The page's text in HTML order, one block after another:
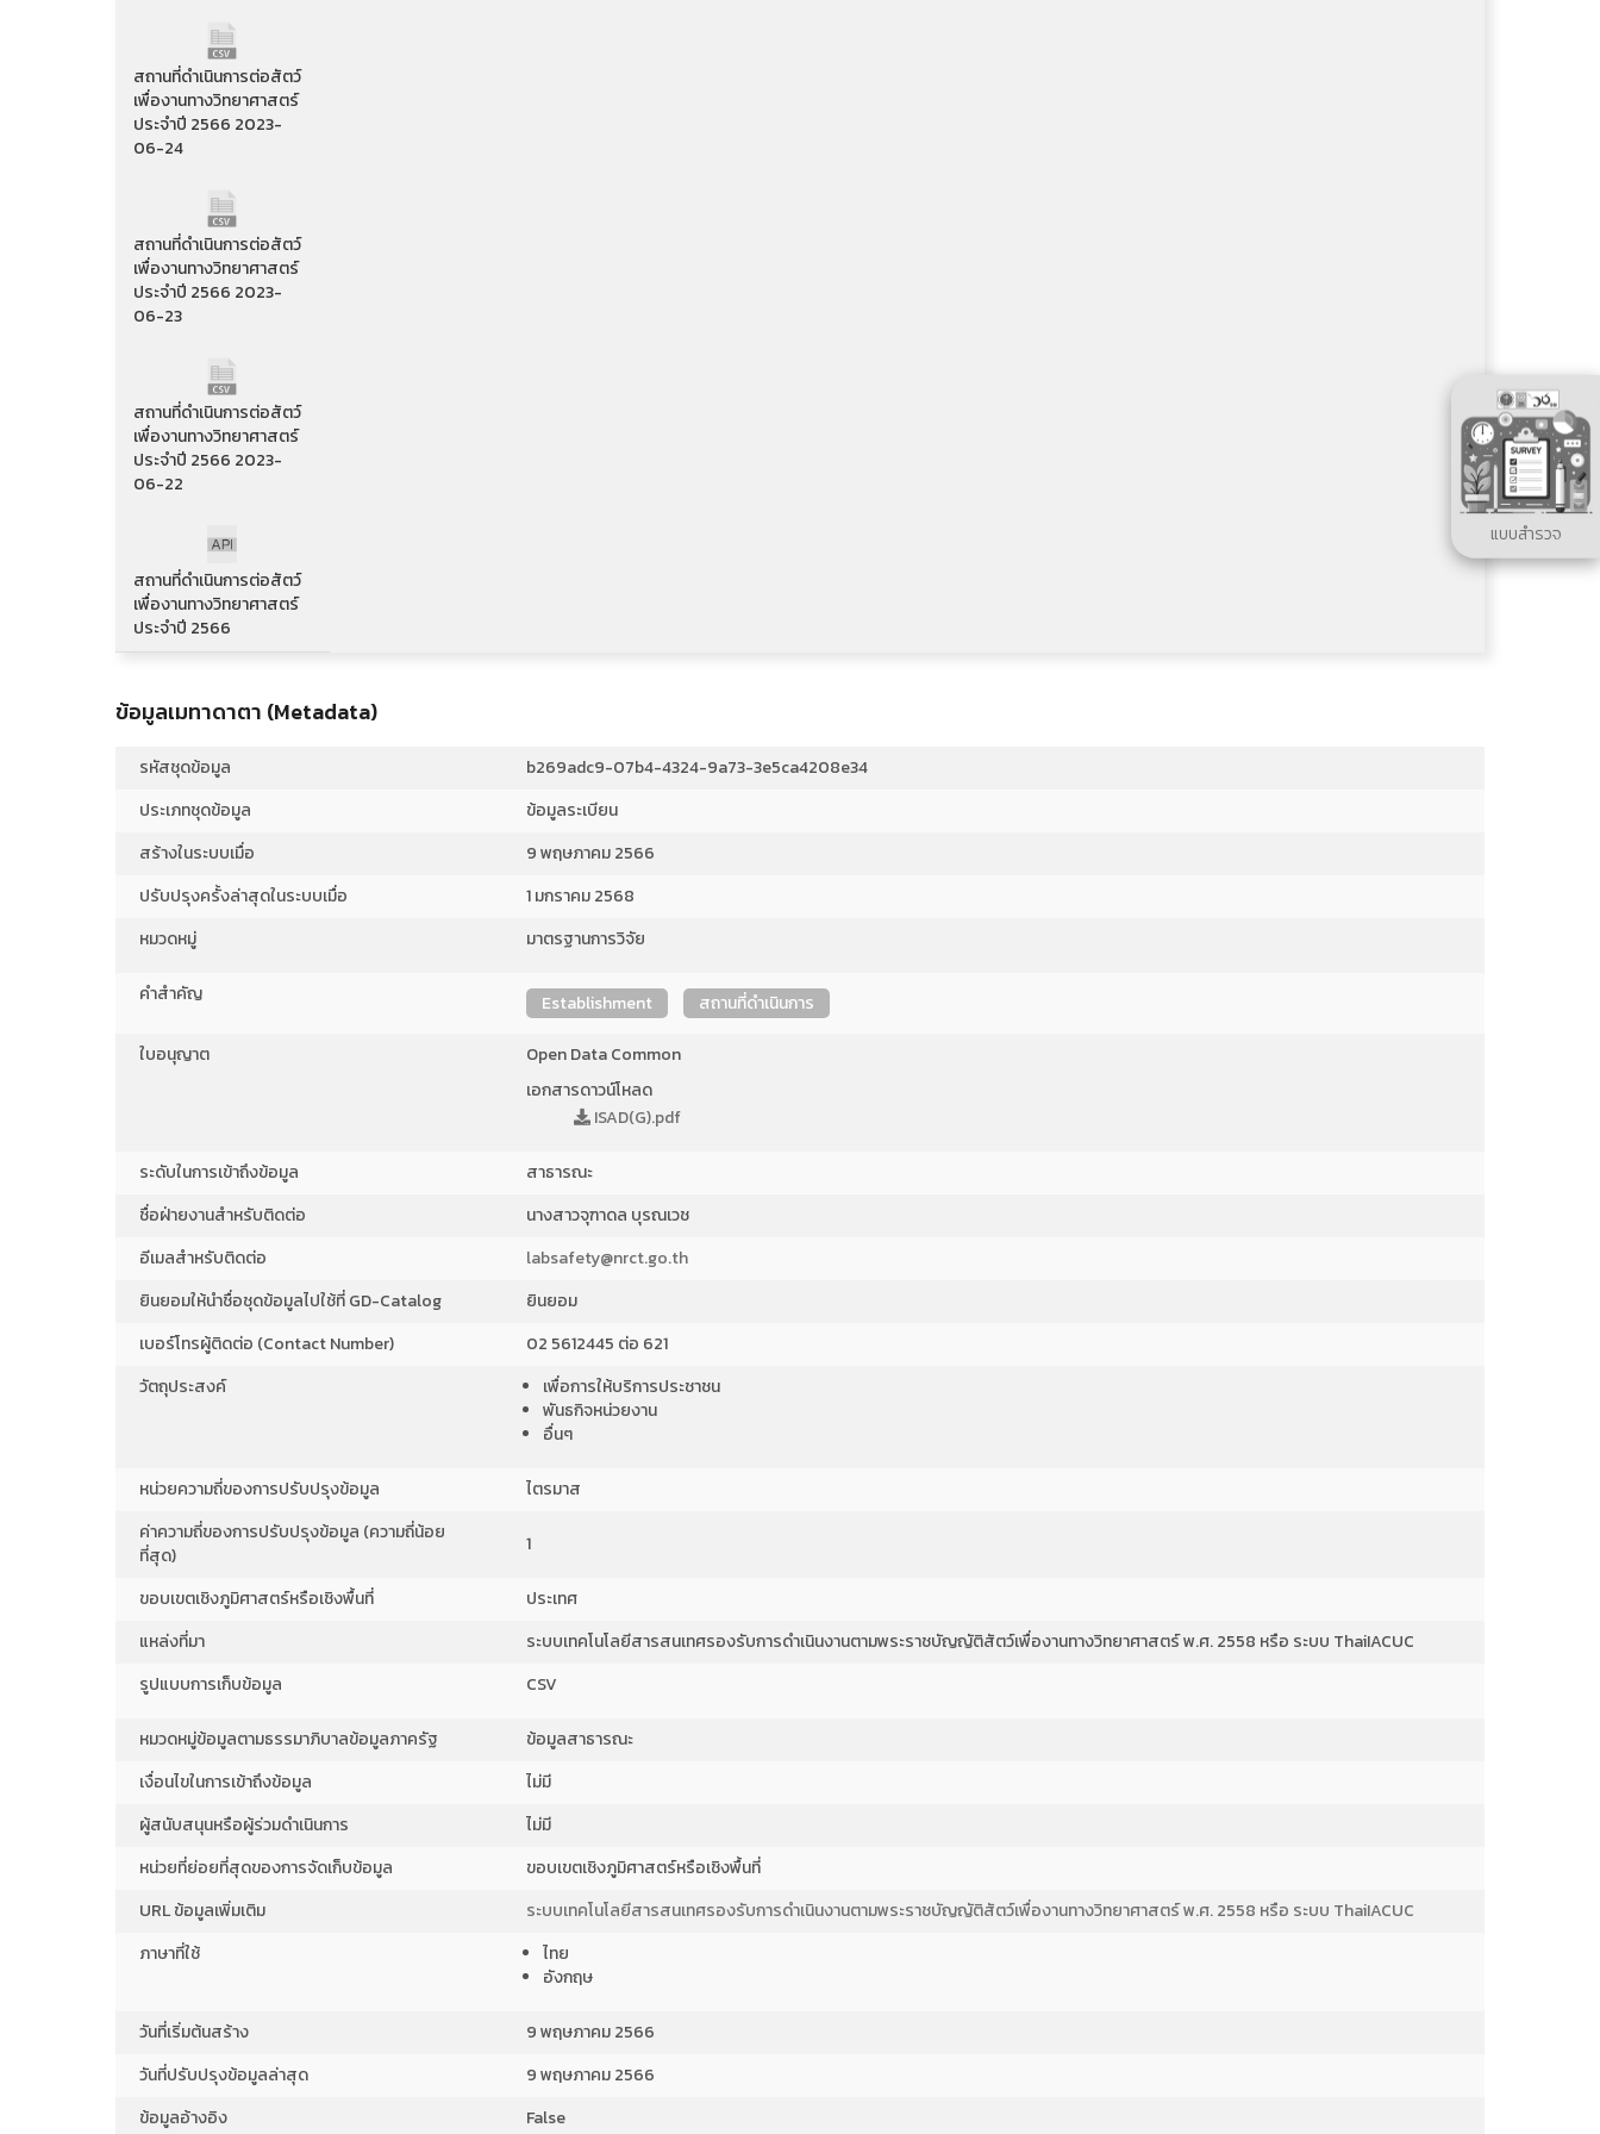
สถานที่ดำเนินการต่อสัตว์
เพื่องานทางวิทยาศาสตร์
ประจำปี 2566 2023-
06-24
สถานที่ดำเนินการต่อสัตว์
เพื่องานทางวิทยาศาสตร์
ประจำปี 2566 2023-
06-23
สถานที่ดำเนินการต่อสัตว์
เพื่องานทางวิทยาศาสตร์
ประจำปี 2566 2023-
06-22
สถานที่ดำเนินการต่อสัตว์
เพื่องานทางวิทยาศาสตร์
ประจำปี 2566
ข้อมูลเมทาดาตา (Metadata)
รหัสชุดข้อมูล
b269adc9-07b4-4324-9a73-3e5ca4208e34
ประเภทชุดข้อมูล
ข้อมูลระเบียน
สร้างในระบบเมื่อ
9 พฤษภาคม 2566
ปรับปรุงครั้งล่าสุดในระบบเมื่อ
1 มกราคม 2568
หมวดหมู่
มาตรฐานการวิจัย
คำสำคัญ Establishment สถานที่ดำเนินการ
ใบอนุญาต
Open Data Common
เอกสารดาวน์โหลด
ISAD(G).pdf
ระดับในการเข้าถึงข้อมูล
สาธารณะ
ชื่อฝ่ายงานสำหรับติดต่อ
นางสาวจุฑาดล บุรณเวช
อีเมลสำหรับติดต่อ
labsafety@nrct.go.th
ยินยอมให้นำชื่อชุดข้อมูลไปใช้ที่ GD-Catalog
ยินยอม
เบอร์โทรผู้ติดต่อ (Contact Number)
02 5612445 ต่อ 621
วัตถุประสงค์
เพื่อการให้บริการประชาชน
พันธกิจหน่วยงาน
อื่นๆ
หน่วยความถี่ของการปรับปรุงข้อมูล
ไตรมาส
ค่าความถี่ของการปรับปรุงข้อมูล (ความถี่น้อย
ที่สุด)
1
ขอบเขตเชิงภูมิศาสตร์หรือเชิงพื้นที่
ประเทศ
แหล่งที่มา
ระบบเทคโนโลยีสารสนเทศรองรับการดำเนินงานตามพระราชบัญญัติสัตว์เพื่องานทางวิทยาศาสตร์ พ.ศ. 2558 หรือ ระบบ ThaiIACUC
รูปแบบการเก็บข้อมูล
CSV
หมวดหมู่ข้อมูลตามธรรมาภิบาลข้อมูลภาครัฐ
ข้อมูลสาธารณะ
เงื่อนไขในการเข้าถึงข้อมูล
ไม่มี
ผู้สนับสนุนหรือผู้ร่วมดำเนินการ
ไม่มี
หน่วยที่ย่อยที่สุดของการจัดเก็บข้อมูล
ขอบเขตเชิงภูมิศาสตร์หรือเชิงพื้นที่
URL ข้อมูลเพิ่มเติม
ระบบเทคโนโลยีสารสนเทศรองรับการดำเนินงานตามพระราชบัญญัติสัตว์เพื่องานทางวิทยาศาสตร์ พ.ศ. 2558 หรือ ระบบ ThaiIACUC
ภาษาที่ใช้
ไทย
อังกฤษ
วันที่เริ่มต้นสร้าง
9 พฤษภาคม 2566
วันที่ปรับปรุงข้อมูลล่าสุด
9 พฤษภาคม 2566
ข้อมูลอ้างอิง
False
แบบสำรวจ